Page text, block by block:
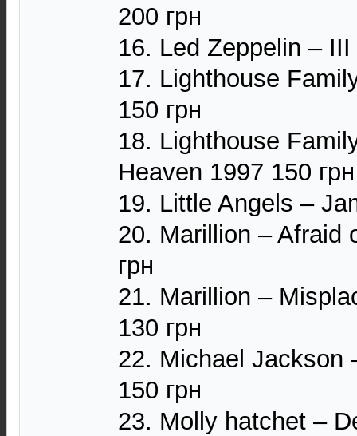
200 грн
16. Led Zeppelin – III
17. Lighthouse
150 грн
18. Lighthouse
Heaven 1997 150 грн
19. Little Angels –
20. Marillion – Afraid
грн
21. Marillion –
130 грн
22. Michael Jackson
150 грн
23. Molly hatchet –